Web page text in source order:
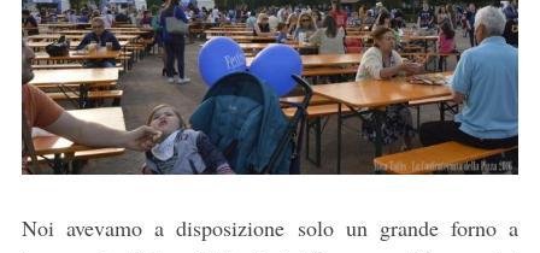
Noi avevamo a disposizione solo un grande forno a